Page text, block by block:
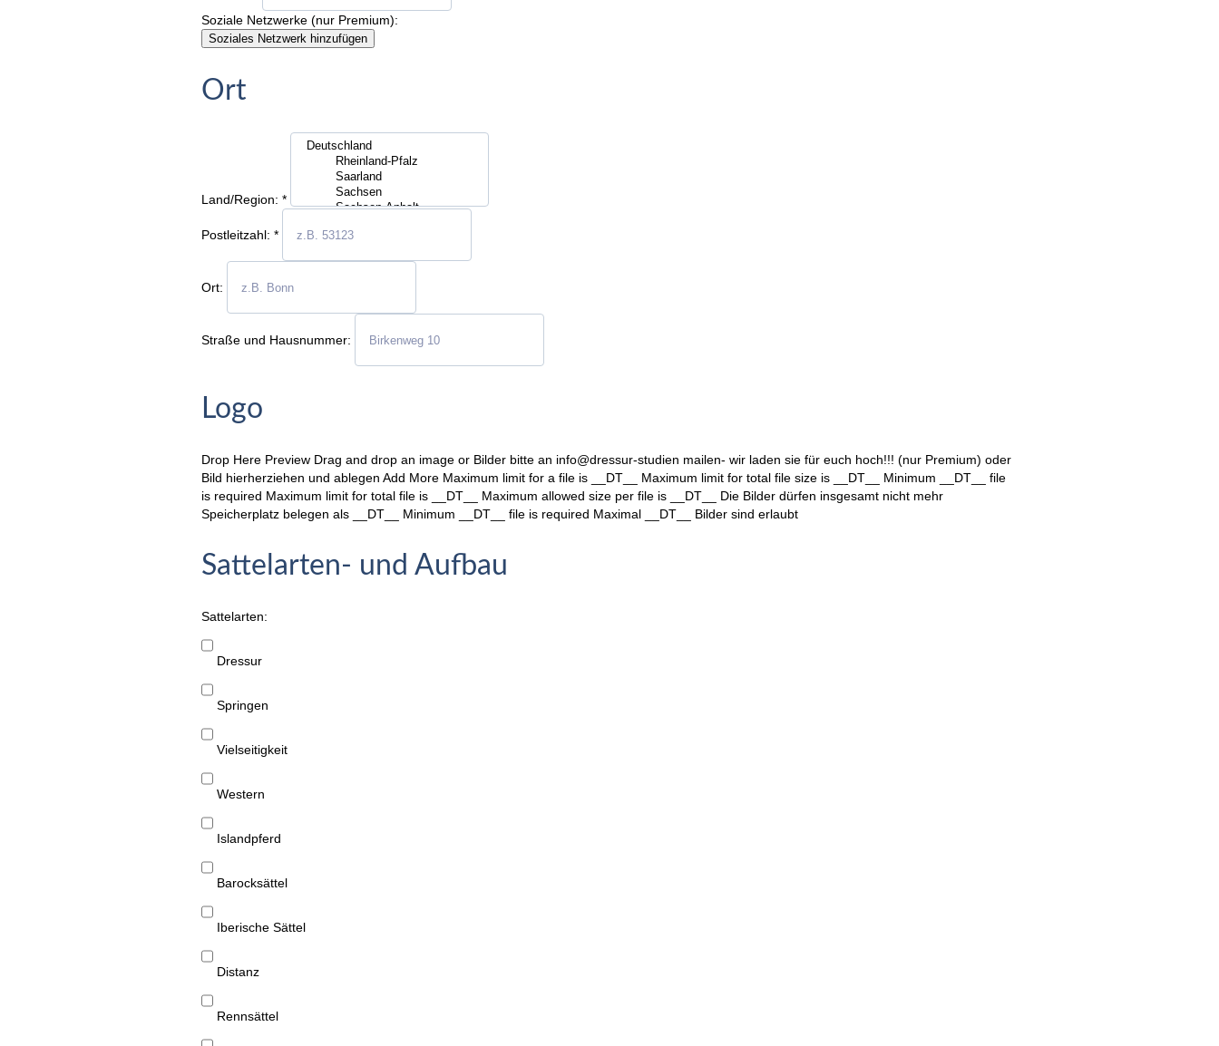
Soziale Netzwerke (nur Premium):
Soziales Netzwerk hinzufügen
Ort
Land/Region: *
Postleitzahl: *
Ort:
Straße und Hausnummer:
Logo
Drop Here Preview Drag and drop an image or Bilder bitte an info@dressur-studien mailen- wir laden sie für euch hoch!!! (nur Premium) oder
Bild hierherziehen und ablegen Add More Maximum limit for a file is __DT__ Maximum limit for total file size is __DT__
Minimum __DT__ file
is required Maximum limit for total file is __DT__ Maximum allowed size per file is __DT__
Die Bilder dürfen insgesamt nicht mehr
Speicherplatz belegen als __DT__
Minimum __DT__ file is required Maximal __DT__ Bilder sind erlaubt
Sattelarten- und Aufbau
Sattelarten:
Dressur
Springen
Vielseitigkeit
Western
Islandpferd
Barocksättel
Iberische Sättel
Distanz
Rennsättel